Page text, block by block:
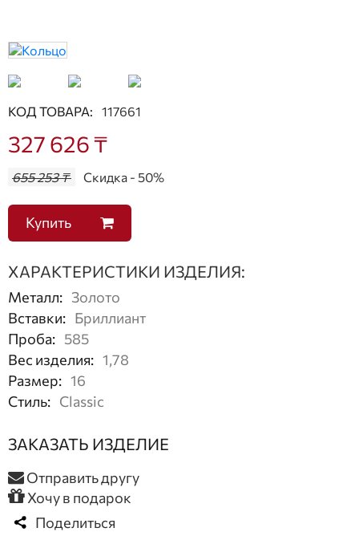
КОД ТОВАРА: 117661
327 626 ₸
655 253 ₸ Скидка - 50%
Купить
ХАРАКТЕРИСТИКИ ИЗДЕЛИЯ:
Металл: Золото
Вставки: Бриллиант
Проба: 585
Вес изделия: 1,78
Размер: 16
Стиль: Classic
ЗАКАЗАТЬ ИЗДЕЛИЕ
Отправить другу
Хочу в подарок
Поделиться